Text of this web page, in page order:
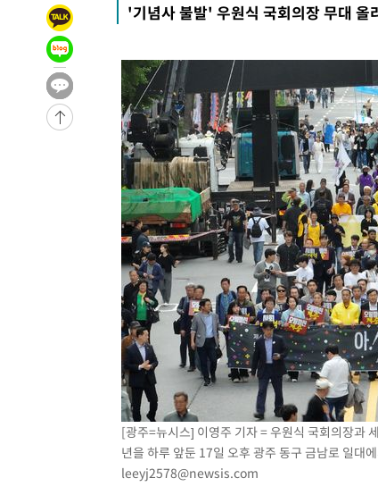
-31306초 전 >
[속보]'AT마드리드 7번' 이강인, 맨시티 상대로 비
-29370초 전 >
-25966초 전 >
이강인 ATM 입단식에 '상암벌 들썩'…"세계적인
-24962초 전 >
태풍 돌핀, 중 저장성 타이저우시 해안에 상륙 (1보)
-22308초 전 >
AT마드리드 데뷔 앞둔 이강인, 맨시티전 선발 대신
[속보]與 강원·TK 당원투표 합산 김민석 48.54%
與 강원·TK 당원투표 합산 김민석 46.01%로 승리
[속보]與전대 권리당원투표…강원·경북 김민석, 대
[속보]與 당대표 경선, 경북 권리당원 투표 김민석
[속보]與 당대표 경선, 대구 권리당원 투표 정청래
[속보]與 당대표 경선, 강원 권리당원 투표 김민석
"일본축구협회, 대한축구협회 성 접대 의혹 심판 조
[속보]장은수, KLPGA 제주삼다수 역전 우승…데뷔
"얼마나 더웠으면"…안동 물길공원서 헤엄친 구렁이
손흥민, 68분 뛰고 2경기 침묵…LAFC, 톨루카에 1-0
'2경기 연속 침묵' 손흥민, 톨루카전 68분만 뛰고 슈팅
이강인, 오늘 서울서 AT마드리드 입단식…'전례 없는
'여긴 20도, 저긴 50도'…열화상 카메라로 본 폭염 저감
콜롬비아 신임 우파 대통령 취임 하루만에 차량폭탄 폭발
'기념사 불발' 우원식 국회의장 무대
[광주=뉴시스] 이영주 기자 = 우원식 국회의장과
년을 하루 앞둔 17일 오후 광주 동구 금남로 일
leeyj2578@newsis.com